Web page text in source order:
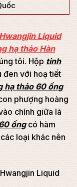
Liquid
hạ thảo Hàn
tôi. Hộp tinh
đen với hoạ tiết
hạ thảo 60 ống
phượng hoàng
chính giữa là
ốngcó hàm
loại khác nên